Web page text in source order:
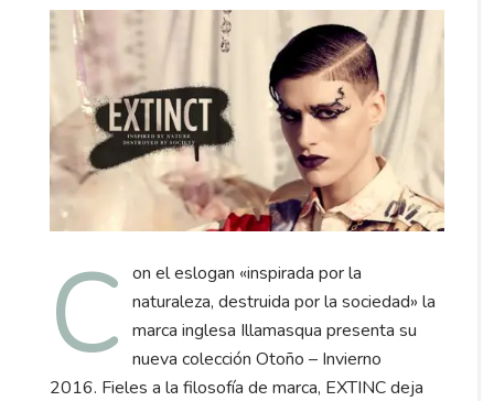
C on el eslogan «inspirada por la
naturaleza, destruida por la sociedad» la
marca inglesa Illamasqua presenta su
nueva colección Otoño – Invierno
2016. Fieles a la filosofía de marca, EXTINC deja